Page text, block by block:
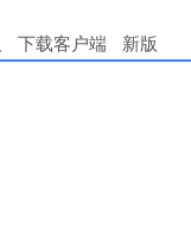
下载客户端 新版